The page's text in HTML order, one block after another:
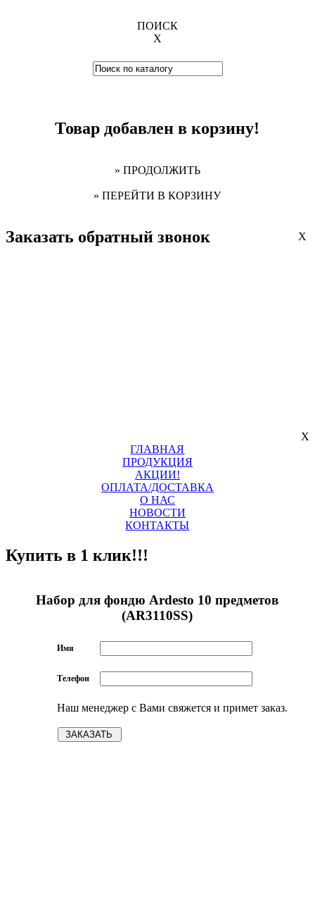
ПОИСК
X
Товар добавлен в корзину!
» ПРОДОЛЖИТЬ
» ПЕРЕЙТИ В КОРЗИНУ
Заказать обратный звонок X
X
ГЛАВНАЯ
ПРОДУКЦИЯ
АКЦИИ!
ОПЛАТА/ДОСТАВКА
О НАС
НОВОСТИ
КОНТАКТЫ
Купить в 1 клик!!!
Набор для фондю Ardesto 10 предметов
(AR3110SS)
Имя
Телефон
Наш менеджер с Вами свяжется и примет заказ.